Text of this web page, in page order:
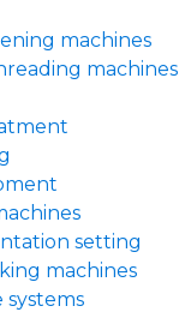
machines
machines
setting
machines
systems